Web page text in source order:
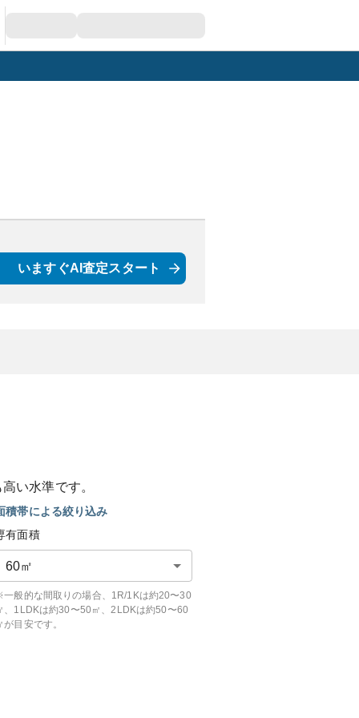
いますぐAI査定スタート
高い水準です。
積帯による絞り込み
有面積
60㎡
般的な間取りの場合、1R/1Kは約20〜30
、1LDKは約30〜50㎡、2LDKは約50〜60
が目安です。